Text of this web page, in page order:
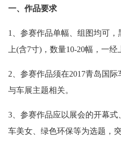
一、作品要求
1、参赛作品单幅、组图均可
上(含7寸)，数量10-20幅，一经
2、参赛作品须在2017青岛国
与车展主题相关。
3、参赛作品应以展会的开幕
车美女、绿色环保等为选题，